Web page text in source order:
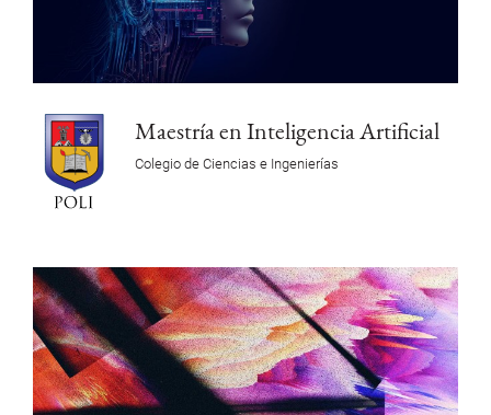
Maestría en Inteligencia Artificial
Colegio de Ciencias e Ingenierías